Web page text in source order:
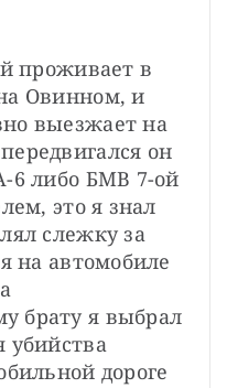
проживает в
Овинном, и
выезжает на
он
6 либо БМВ 7-ой
это я знал
слежку за
на автомобиле
брату я выбрал
убийства
дороге